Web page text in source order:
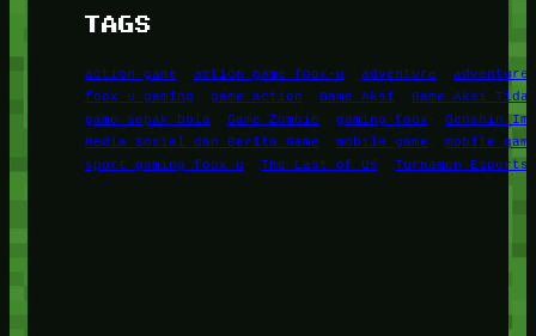
TAGS
action game action game foox-u adventure
adventure
foox u gaming
game action Game Aksi
Game Aksi Tidak
game sepak bola
Game Zombie gaming foox
Genshin
Media Sosial dan Berita Game
mobile game
mobile
sport gaming foox u
The Last of Us Turnamen Esports